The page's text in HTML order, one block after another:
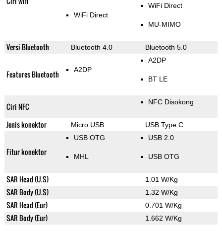
WiFi Direct
WiFi Direct
MU-MIMO
Versi Bluetooth Bluetooth 4.0 Bluetooth 5.0
Features Bluetooth A2DP
A2DP
BT LE
Ciri NFC NFC Disokong
Jenis konektor Micro USB USB Type C
Fitur konektor
USB OTG
MHL
USB 2.0
USB OTG
SAR Head (U.S) 1.01 W/Kg
SAR Body (U.S) 1.32 W/Kg
SAR Head (Eur) 0.701 W/Kg
SAR Body (Eur) 1.662 W/Kg